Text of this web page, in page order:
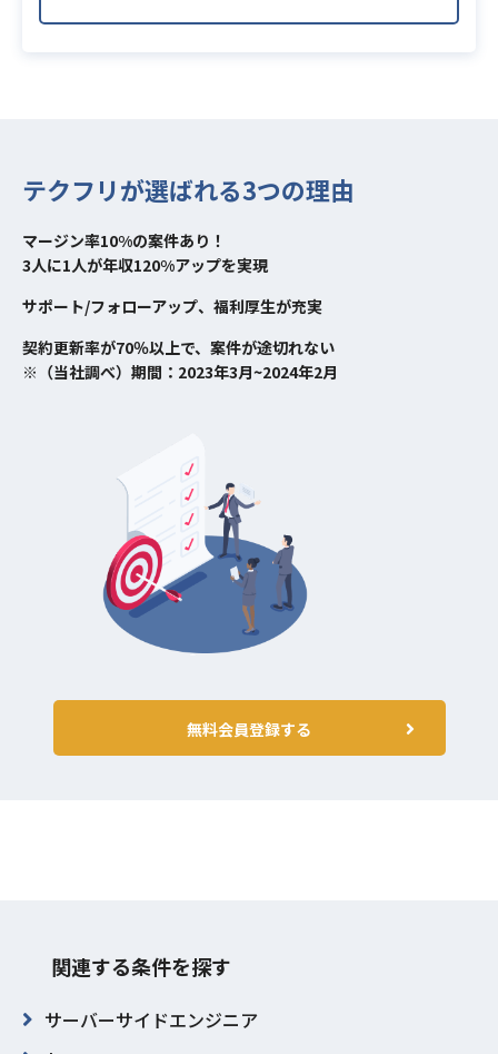
テクフリが選ばれる3つの理由
マージン率10%の案件あり！
3人に1人が年収120%アップを実現
サポート/フォローアップ、福利厚生が充実
契約更新率が70％以上で、案件が途切れない
※（当社調べ）期間：2023年3月~2024年2月
無料会員登録する
関連する条件を探す
サーバーサイドエンジニア